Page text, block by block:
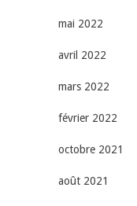
mai 2022
avril 2022
mars 2022
février 2022
octobre 2021
août 2021